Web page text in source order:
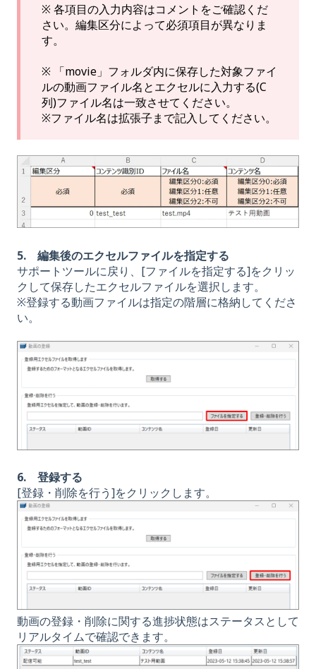
※ 各項目の入力内容はコメントをご確認くだ
さい。編集区分によって必須項目が異なりま
す。
※ 「movie」フォルダ内に保存した対象ファイ
ルの動画ファイル名とエクセルに入力する(C
列)ファイル名は一致させてください。
※ファイル名は拡張子まで記入してください。
5. 編集後のエクセルファイルを指定する
サポートツールに戻り、[ファイルを指定する]をクリッ
クして保存したエクセルファイルを選択します。
※登録する動画ファイルは指定の階層に格納してくださ
い。
6. 登録する
[登録・削除を行う]をクリックします。
動画の登録・削除に関する進捗状態はステータスとして
リアルタイムで確認できます。